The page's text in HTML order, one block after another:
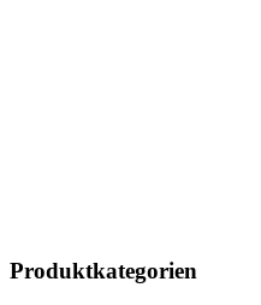
Produktkategorien